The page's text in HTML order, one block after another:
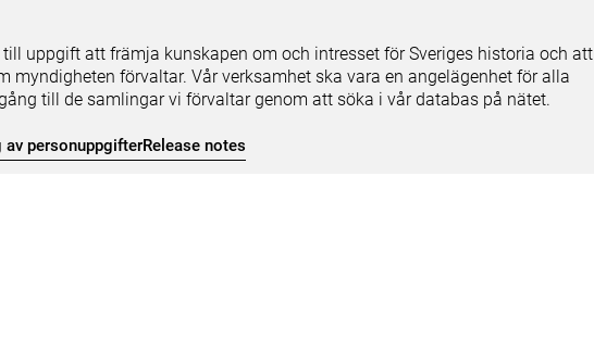
uppgift att främja kunskapen om och intresset för Sveriges historia och att
myndigheten förvaltar. Vår verksamhet ska vara en angelägenhet för alla
till de samlingar vi förvaltar genom att söka i vår databas på nätet.
av personuppgifterRelease notes